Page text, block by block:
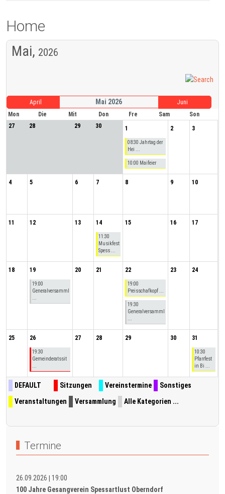
Home
Mai, 2026
April Mai 2026
Juni
Mon
Die Mit Don Fre Sam
Son
27
28 29 30 1
08:30 Jahrtag der
Hei ...
10:00 Maifeier
2 3
4 5 6 7 8 9 10
11 12 13 14
11:30
Musikfest
Spess ...
15 16 17
18 19
19:00
Generalversamml
20 21 22
19:00
Preisschafkopf ...
19:30
Generalversamml
23 24
25 26
19:30
Gemeinderatssit
27 28 29 30 31
10:30
Pfarrfest
in Bi ...
DEFAULT Sitzungen Vereinstermine
Sonstiges
Veranstaltungen
Versammlung Alle Kategorien ...
Termine
26.09.2026
19:00
100 Jahre Gesangverein Spessartlust Oberndorf